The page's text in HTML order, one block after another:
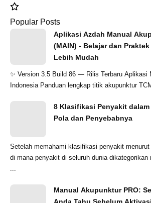
Popular Posts
Aplikasi Azdah Manual
(MAIN) - Belajar dan
Lebih Mudah
✨ Version 3.5 Build 86 — Rilis Terbaru Aplikasi Manual Akupunktur
Indonesia Panduan lengkap titik akupunktur
8 Klasifikasi Penyakit dalam
Pola dan Penyebabnya
Setelah memahami klasifikasi penyakit
di mana penyakit di seluruh dunia dikategorikan
...
Manual Akupunktur PRO: